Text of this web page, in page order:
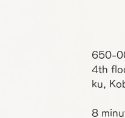
650-
4th
ku,
8